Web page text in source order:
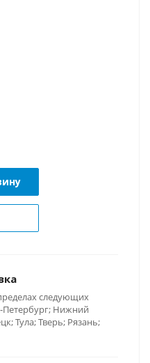
следующих
Петербург; Нижний
Тула; Тверь; Рязань;